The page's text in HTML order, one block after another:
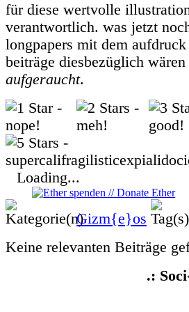
für diese wertvolle
verantwortlich. was jetzt
longpapers mit dem
beiträge diesbezüglich wären
aufgeraucht.
Loading...
Gizm{e}os
Keine relevanten Beiträge
.: